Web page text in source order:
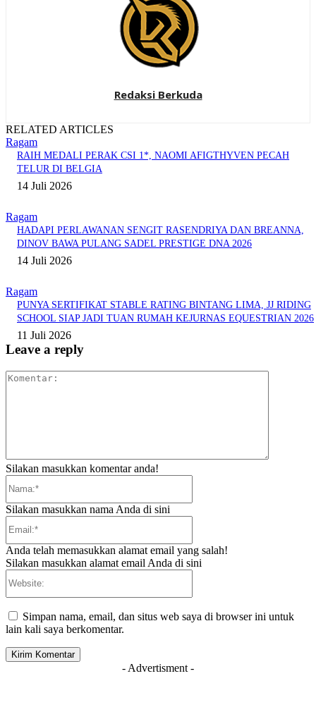
Redaksi Berkuda
RELATED ARTICLES
Ragam
RAIH MEDALI PERAK CSI 1*, NAOMI AFIGTHYVEN PECAH
TELUR DI BELGIA
14 Juli 2026
Ragam
HADAPI PERLAWANAN SENGIT RASENDRIYA DAN BREANNA,
DINOV BAWA PULANG SADEL PRESTIGE DNA 2026
14 Juli 2026
Ragam
PUNYA SERTIFIKAT STABLE RATING BINTANG LIMA, JJ RIDING
SCHOOL SIAP JADI TUAN RUMAH KEJURNAS EQUESTRIAN 2026
11 Juli 2026
Leave a reply
Silakan masukkan komentar anda!
Silakan masukkan nama Anda di sini
Anda telah memasukkan alamat email yang salah!
Silakan masukkan alamat email Anda di sini
Simpan nama, email, dan situs web saya di browser ini untuk
lain kali saya berkomentar.
- Advertisment -